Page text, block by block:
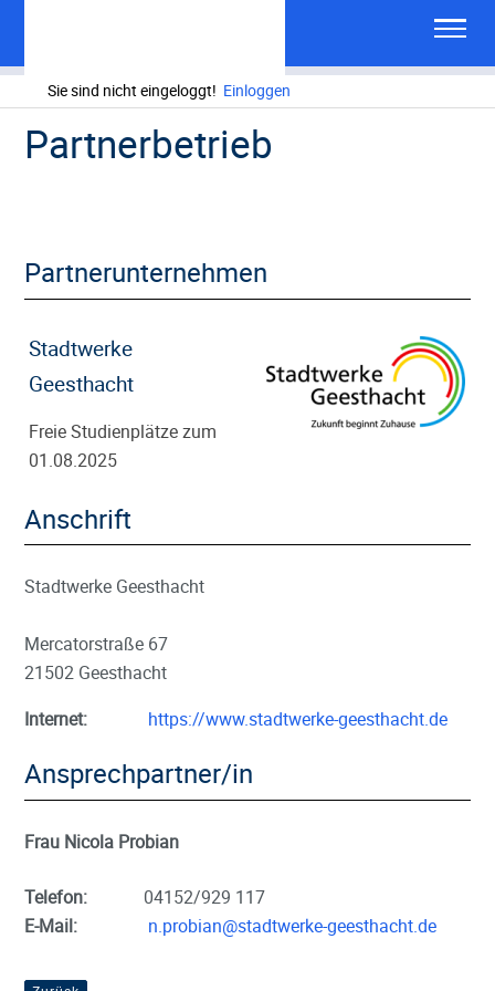
Sie sind nicht eingeloggt! Einloggen
Partnerbetrieb
Partnerunternehmen
Stadtwerke
Geesthacht
Freie Studienplätze zum
01.08.2025
Anschrift
Stadtwerke Geesthacht
Mercatorstraße 67
21502 Geesthacht
Internet:
https://www.stadtwerke-geesthacht.de
Ansprechpartner/in
Frau Nicola Probian
Telefon:
04152/929 117
E-Mail:
n.probian@stadtwerke-geesthacht.de